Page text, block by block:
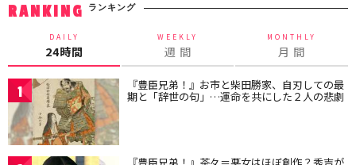
RANKING ランキング
DAILY
24時間
WEEKLY
週 間
MONTHLY
月 間
1 『豊臣兄弟！』お市と柴田勝家、自刃しての最
期と「辞世の句」…運命を共にした２人の悲劇
『豊臣兄弟！』茶々＝悪女はほぼ創作？秀吉が